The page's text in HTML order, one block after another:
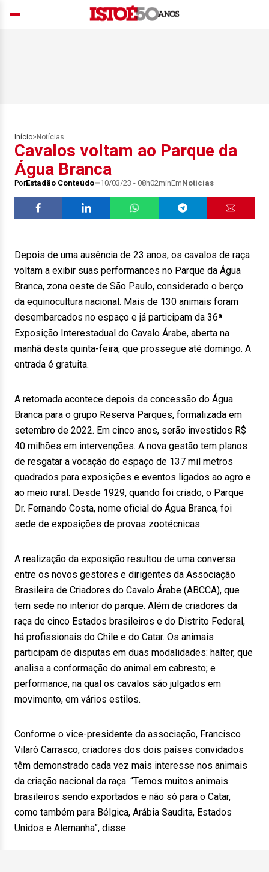
Início> Notícias
Cavalos voltam ao Parque da
Água Branca
PorEstadão Conteúdo 10/03/23 - 08h02minEmNotícias
Depois de uma ausência de 23 anos, os cavalos de raça
voltam a exibir suas performances no Parque da Água
Branca, zona oeste de São Paulo, considerado o berço
da equinocultura nacional. Mais de 130 animais foram
desembarcados no espaço e já participam da 36ª
Exposição Interestadual do Cavalo Árabe, aberta na
manhã desta quinta-feira, que prossegue até domingo. A
entrada é gratuita.
A retomada acontece depois da concessão do Água
Branca para o grupo Reserva Parques, formalizada em
setembro de 2022. Em cinco anos, serão investidos R$
40 milhões em intervenções. A nova gestão tem planos
de resgatar a vocação do espaço de 137 mil metros
quadrados para exposições e eventos ligados ao agro e
ao meio rural. Desde 1929, quando foi criado, o Parque
Dr. Fernando Costa, nome oficial do Água Branca, foi
sede de exposições de provas zootécnicas.
A realização da exposição resultou de uma conversa
entre os novos gestores e dirigentes da Associação
Brasileira de Criadores do Cavalo Árabe (ABCCA), que
tem sede no interior do parque. Além de criadores da
raça de cinco Estados brasileiros e do Distrito Federal,
há profissionais do Chile e do Catar. Os animais
participam de disputas em duas modalidades: halter, que
analisa a conformação do animal em cabresto; e
performance, na qual os cavalos são julgados em
movimento, em vários estilos.
Conforme o vice-presidente da associação, Francisco
Vilaró Carrasco, criadores dos dois países convidados
têm demonstrado cada vez mais interesse nos animais
da criação nacional da raça. “Temos muitos animais
brasileiros sendo exportados e não só para o Catar,
como também para Bélgica, Arábia Saudita, Estados
Unidos e Alemanha”, disse.